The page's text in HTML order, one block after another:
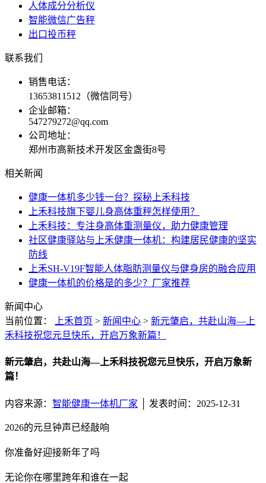
人体成分分析仪
智能微信广告秤
出口投币秤
联系我们
销售电话：
13653811512（微信同号）
企业邮箱：
547279272@qq.com
公司地址：
郑州市高新技术开发区金盏街8号
相关新闻
健康一体机多少钱一台？探秘上禾科技
上禾科技旗下婴儿身高体重秤怎样使用？
上禾科技：专注身高体重测量仪，助力健康管理
社区健康驿站与上禾健康一体机：构建居民健康的坚实
防线
上禾SH-V19F智能人体脂肪测量仪与健身房的融合应用
健康一体机的价格是的多少？厂家推荐
新闻中心
当前位置：
上禾首页 > 新闻中心 > 新元肇启，共赴山海—上
禾科技祝您元旦快乐，开启万象新篇！
新元肇启，共赴山海—上禾科技祝您元旦快乐，开启万象新
篇！
内容来源： 智能健康一体机厂家 │ 发表时间：2025-12-31
2026的元旦钟声已经敲响
你准备好迎接新年了吗
无论你在哪里跨年和谁在一起